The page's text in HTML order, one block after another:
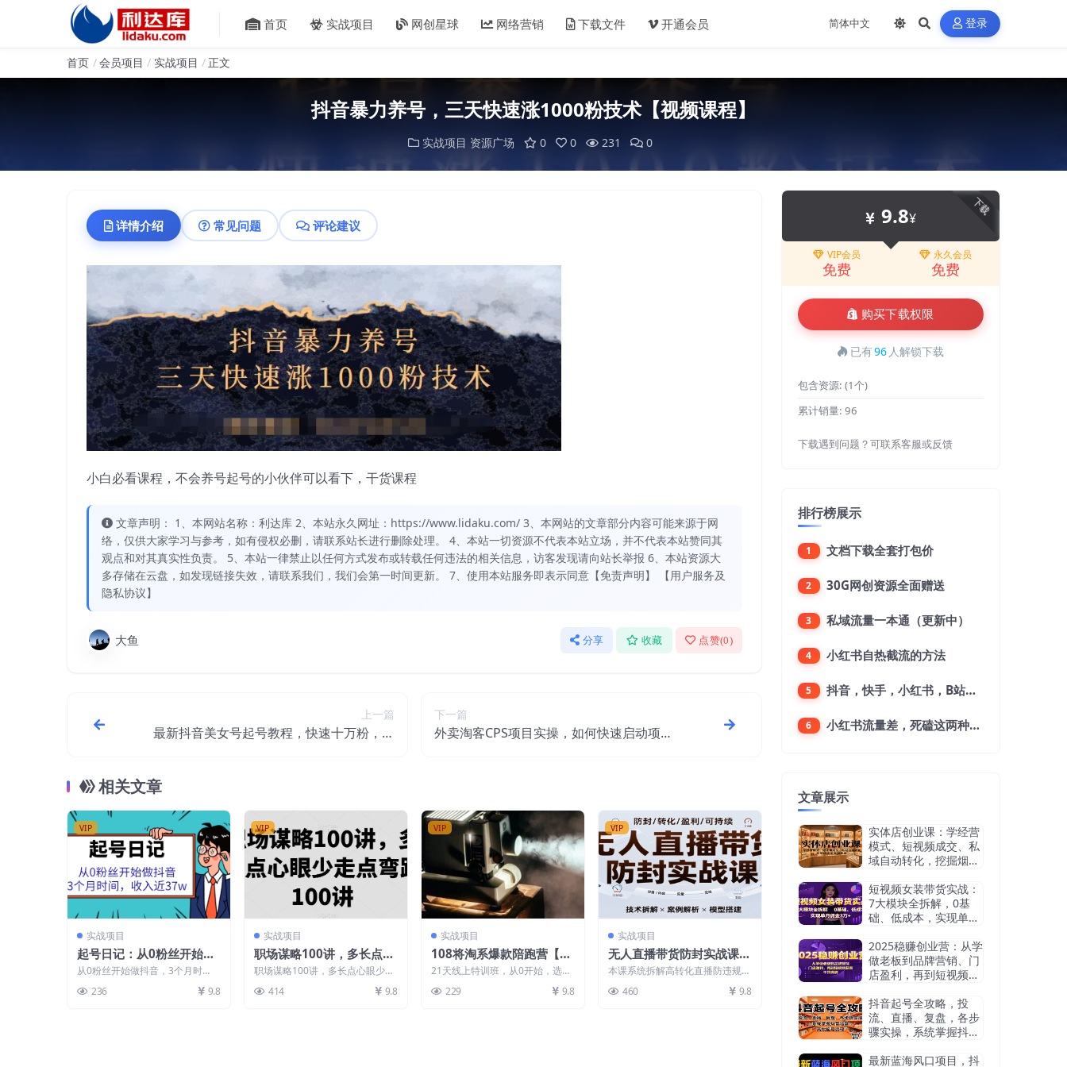
首页 实战项目 网创星球 网络营销 下载文件 开通会员 登录
首页 会员项目 实战项目 正文
抖音暴力养号，三天快速涨1000粉技术【视频课程】
实战项目 资源广场 0 0 231 0
详情介绍 常见问题 评论建议
小白必看课程，不会养号起号的小伙伴可以看下，干货课程
文章声明： 1、本网站名称：利达库 2、本站永久网址：https://www.lidaku.com/ 3、本网站的文章部分内容可能来源于网
络，仅供大家学习与参考，如有侵权必删，请联系站长进行删除处理。 4、本站一切资源不代表本站立场，并不代表本站赞同其
观点和对其真实性负责。 5、本站一律禁止以任何方式发布或转载任何违法的相关信息，访客发现请向站长举报 6、本站资源大
多存储在云盘，如发现链接失效，请联系我们，我们会第一时间更新。 7、使用本站服务即表示同意【免责声明】 【用户服务及
隐私协议】
大鱼 分享 收藏 点赞(0)
上一篇
最新抖音美女号起号教程，快速十万粉，一
下一篇
外卖淘客CPS项目实操，如何快速启动项
相关文章
VIP
实战项目
起号日记：从0粉丝开始做
抖音，3个月时间，收入近
37w
从0粉丝开始做抖音，3个月时
师还低调的说：...
236 9.8
VIP
实战项目
职场谋略100讲，多长点心
眼少走点弯路
职场谋略100讲，多长点心眼少走
计 1.职场成功...
414 9.8
VIP
实战项目
108将淘系爆款陪跑营【第
11期】，21天教运营打爆
款，帮老板培养运营
21天线上特训班，从0开始，选品
手教你
229 9.8
VIP
实战项目
无人直播带货防封实战课，
7天掌握高转化直播技术，
实现单场GMV破万可持续
模型
本课系统拆解高转化直播防违规全
小红书起号策略）到...
460 9.8
下载
9.8¥
VIP会员
免费
永久会员
免费
购买下载权限
已有96 人解锁下载
包含资源: (1个)
累计销量: 96
下载遇到问题？可联系客服或反馈
排行榜展示
1 文档下载全套打包价
2 30G网创资源全面赠送
3 私域流量一本通（更新中）
4 小红书自热截流的方法
5 抖音，快手，小红书，B站，微博，微信公众号，微信视频号。每一个平台，都是不一样的机会，对应不一样的赚钱思路
6 小红书流量差，死磕这两种笔记就好
文章展示
实体店创业课：学经营
模式、短视频成交、私
域自动转化，挖掘烟酒
短视频女装带货实战：
7大模块全拆解，0基
础、低成本，实现单月
2025稳赚创业营：从学
做老板到品牌营销、门
店盈利，再到短视频获
抖音起号全攻略，投
流、直播、复盘，各步
骤实操，系统掌握抖音
最新蓝海风口项目，抖